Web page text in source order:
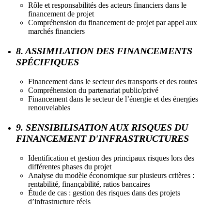
Rôle et responsabilités des acteurs financiers dans le
financement de projet
Compréhension du financement de projet par appel aux
marchés financiers
8. ASSIMILATION DES FINANCEMENTS
SPÉCIFIQUES
Financement dans le secteur des transports et des routes
Compréhension du partenariat public/privé
Financement dans le secteur de l’énergie et des énergies
renouvelables
9. SENSIBILISATION AUX RISQUES DU
FINANCEMENT D'INFRASTRUCTURES
Identification et gestion des principaux risques lors des
différentes phases du projet
Analyse du modèle économique sur plusieurs critères :
rentabilité, finançabilité, ratios bancaires
Étude de cas : gestion des risques dans des projets
d’infrastructure réels